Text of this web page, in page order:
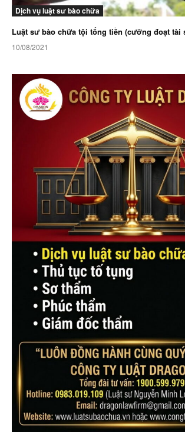
Dịch vụ luật sư bào chữa
Luật sư bào chữa tội tống tiền (cưỡng đoạt tài
10/08/2021